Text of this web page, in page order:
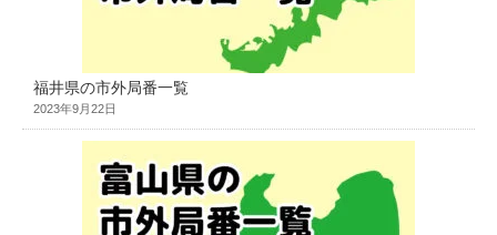
福井県の市外局番一覧
2023年9月22日